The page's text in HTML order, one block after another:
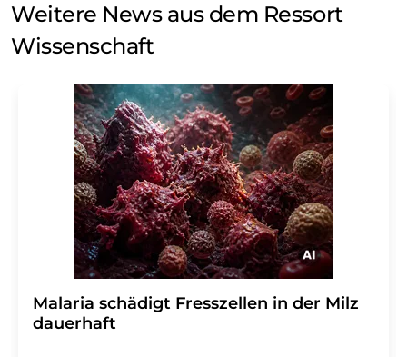
Weitere News aus dem Ressort
Wissenschaft
Malaria schädigt Fresszellen in der Milz
dauerhaft